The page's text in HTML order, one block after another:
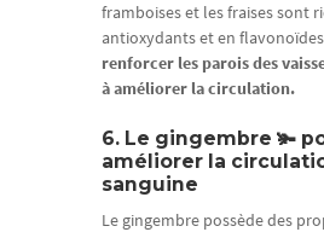
framboises et les fraises sont
antioxydants et en
renforcer les parois des
à améliorer la circulation.
6. Le gingembre 🫚
améliorer la
sanguine
Le gingembre possède des